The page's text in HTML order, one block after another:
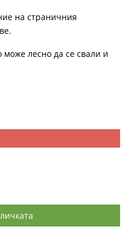
на страничния
лесно да се свали и